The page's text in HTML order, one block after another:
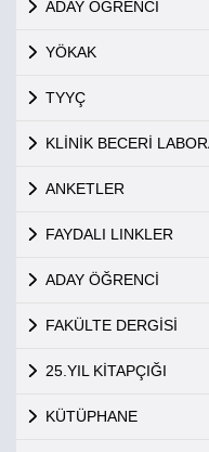
ADAY ÖĞRENCİ
YÖKAK
TYYÇ
KLİNİK BECERİ
ANKETLER
FAYDALI LINKLER
ADAY ÖĞRENCİ
FAKÜLTE DERGİSİ
25.YIL KİTAPÇIĞI
KÜTÜPHANE